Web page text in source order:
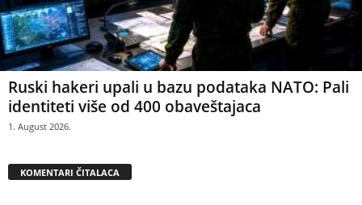
Ruski hakeri upali u bazu podataka NATO: Pali
identiteti više od 400 obaveštajaca
1. August 2026.
KOMENTARI ČITALACA